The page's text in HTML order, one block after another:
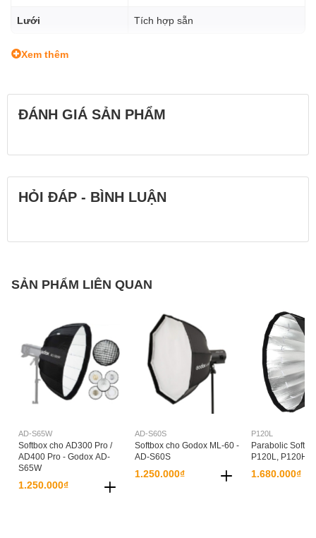
Lưới Tích hợp sẵn
Xem thêm
ĐÁNH GIÁ SẢN PHẨM
HỎI ĐÁP - BÌNH LUẬN
SẢN PHẨM LIÊN QUAN
AD-S65W
Softbox cho AD300 Pro /
AD400 Pro - Godox AD-
S65W
1.250.000₫
AD-S60S
Softbox cho Godox ML-60 -
AD-S60S
1.250.000₫
P120L
Parabolic
P120L, P120H
1.680.000₫